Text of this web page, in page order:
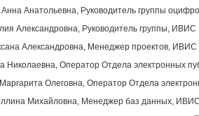
Анна Анатольевна, Руководитель группы
Александровна, Руководитель группы, ИВИС
Александровна, Менеджер проектов, ИВИС
Николаевна, Оператор Отдела электронных
Олеговна, Оператор Отдела
Михайловна, Менеджер баз данных, ИВИС